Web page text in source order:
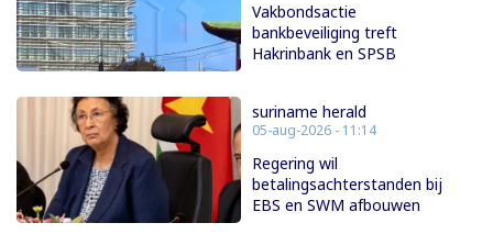
Vakbondsactie
bankbeveiliging treft
Hakrinbank en SPSB
suriname herald
05-aug-2026 - 11:14
Regering wil
betalingsachterstanden bij
EBS en SWM afbouwen